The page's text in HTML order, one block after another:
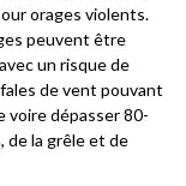
orages violents.
peuvent être
un risque de
de vent pouvant
voire dépasser 80-
de la grêle et de